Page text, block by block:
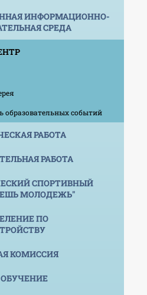
ИНФОРМАЦИОННО-
СРЕДА
образовательных событий
РАБОТА
РАБОТА
СПОРТИВНЫЙ
МОЛОДЕЖЬ"
ПО
КОМИССИЯ